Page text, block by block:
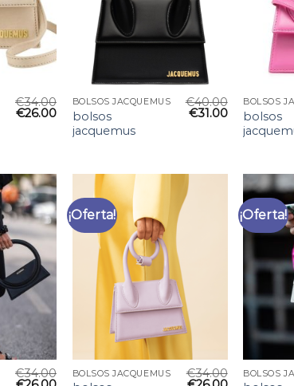
€34.00
€26.00
BOLSOS JACQUEMUS
bolsos
jacquemus
€40.00
€31.00
BOLSOS
bolsos
€34.00
¡Oferta!
BOLSOS JACQUEMUS €34.00
¡Oferta!
BOLSOS